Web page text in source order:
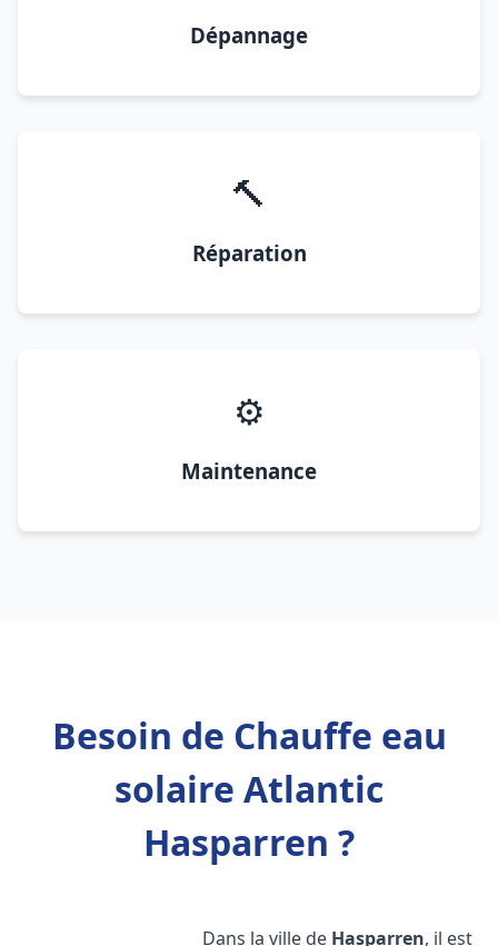
Dépannage
🔨
Réparation
⚙️
Maintenance
Besoin de Chauffe eau
solaire Atlantic
Hasparren ?
Dans la ville de Hasparren, il est